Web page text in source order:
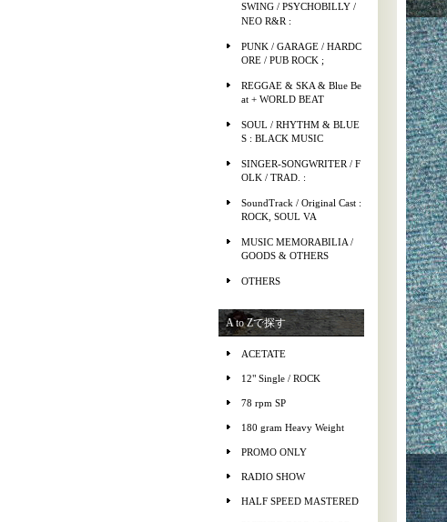
SWING / PSYCHOBILLY /
NEO R&R :
PUNK / GARAGE / HARDC
ORE / PUB ROCK ;
REGGAE & SKA & Blue Be
at + WORLD BEAT
SOUL / RHYTHM & BLUE
S : BLACK MUSIC
SINGER-SONGWRITER / F
OLK / TRAD. :
SoundTrack / Original Cast :
ROCK, SOUL VA
MUSIC MEMORABILIA /
GOODS & OTHERS
OTHERS
A to Zで探す
ACETATE
12" Single / ROCK
78 rpm SP
180 gram Heavy Weight
PROMO ONLY
RADIO SHOW
HALF SPEED MASTERED